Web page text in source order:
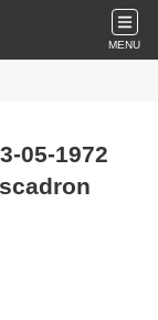
MENU
05-1972